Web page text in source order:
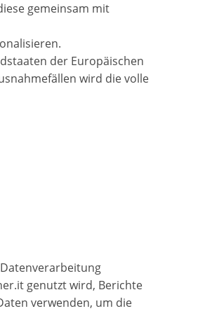
gemeinsam mit
der Europäischen
wird die volle
genutzt wird, Berichte
verwenden, um die